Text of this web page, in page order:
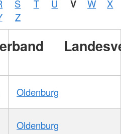
S T U V W
X
Z
Oldenburg
Oldenburg